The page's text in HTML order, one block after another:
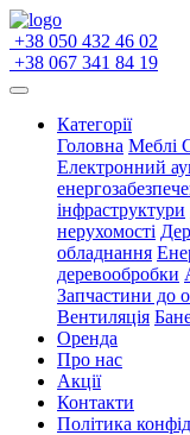
+38 050 432 46 02
+38 067 341 84 19
Категорії
Головна Меблі
Електронний
інфраструктури
нерухомості
обладнання
деревообробки
Запчастини до
Вентиляція
Оренда
Про нас
Акції
Контакти
Політика